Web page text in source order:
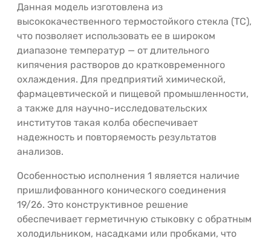
Данная модель изготовлена из
высококачественного термостойкого стекла (ТС),
что позволяет использовать ее в широком
диапазоне температур — от длительного
кипячения растворов до кратковременного
охлаждения. Для предприятий химической,
фармацевтической и пищевой промышленности,
а также для научно-исследовательских
институтов такая колба обеспечивает
надежность и повторяемость результатов
анализов.
Особенностью исполнения 1 является наличие
пришлифованного конического соединения
19/26. Это конструктивное решение
обеспечивает герметичную стыковку с обратным
холодильником, насадками или пробками, что